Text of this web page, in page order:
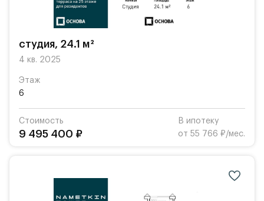
студия, 24.1 м²
4 кв. 2025
Этаж
6
Стоимость
9 495 400 ₽
В ипотеку
от 55 766 ₽/мес.